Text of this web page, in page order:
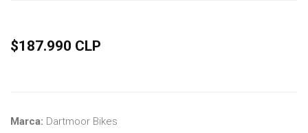
$187.990 CLP
Marca: Dartmoor Bikes